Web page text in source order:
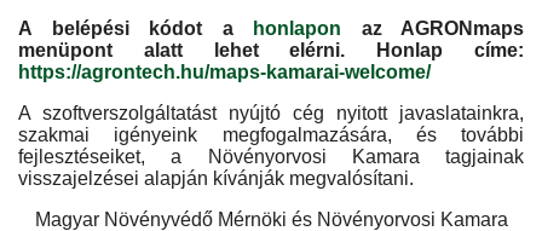
A belépési kódot a
honlapon
az AGRONmaps
menüpont alatt lehet elérni. Honlap címe:
https://agrontech.hu/maps-kamarai-welcome/
A szoftverszolgáltatást nyújtó cég nyitott javaslatainkra,
szakmai igényeink megfogalmazására, és további
fejlesztéseiket, a Növényorvosi Kamara tagjainak
visszajelzései alapján kívánják megvalósítani.
Magyar Növényvédő Mérnöki és Növényorvosi Kamara